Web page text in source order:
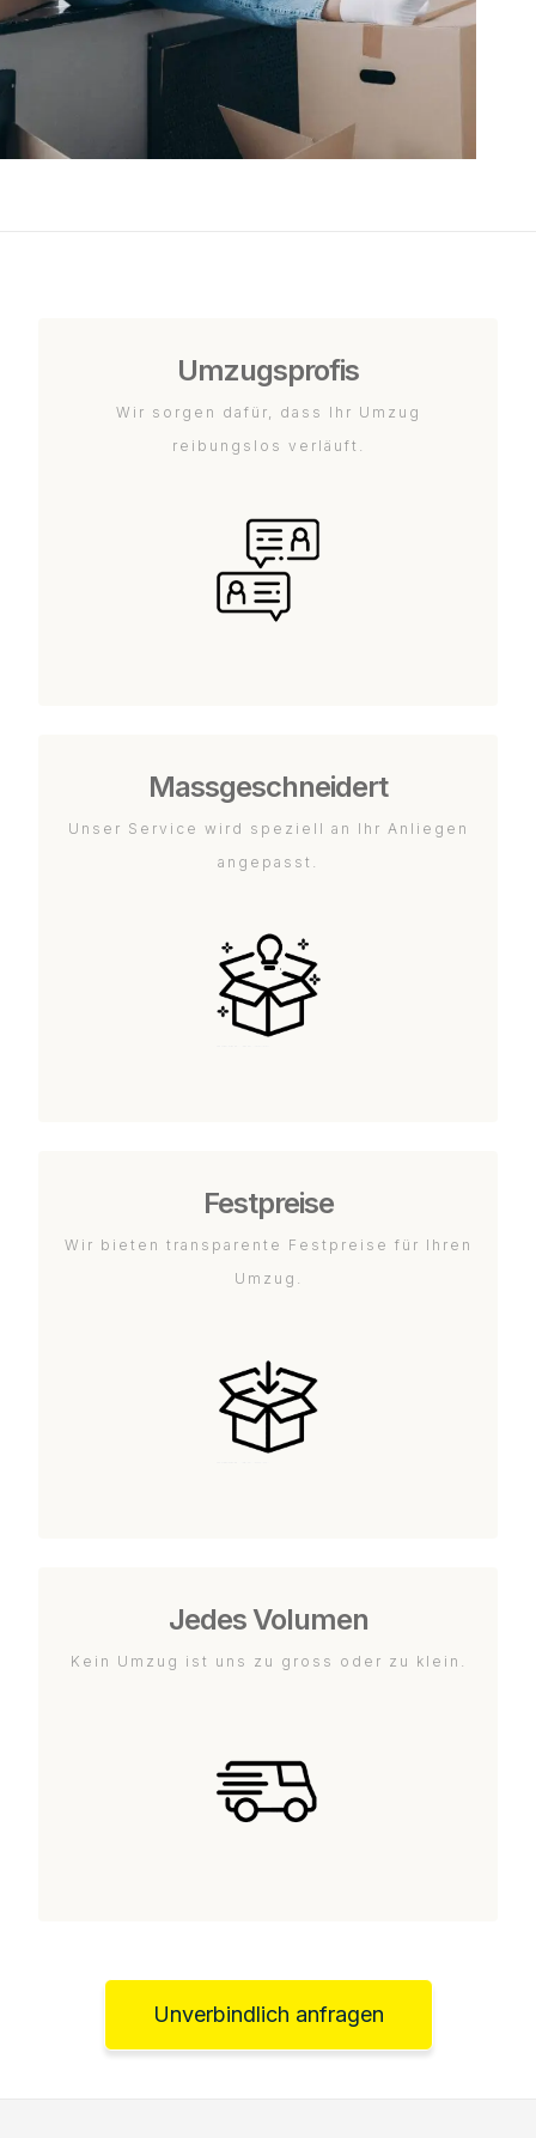
Umzugsprofis
Wir sorgen dafür, dass Ihr Umzug
reibungslos verläuft.
Massgeschneidert
Unser Service wird speziell an Ihr Anliegen
angepasst.
Festpreise
Wir bieten transparente Festpreise für Ihren
Umzug.
Jedes Volumen
Kein Umzug ist uns zu gross oder zu klein.
Unverbindlich anfragen